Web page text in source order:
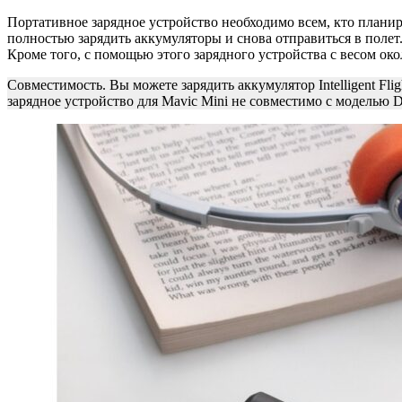
Портативное зарядное устройство необходимо всем, кто
полностью зарядить аккумуляторы и снова отправиться в
Кроме того, с помощью этого зарядного устройства с весом
Совместимость. Вы можете зарядить аккумулятор Intelligent
зарядное устройство для Mavic Mini не совместимо с моделью